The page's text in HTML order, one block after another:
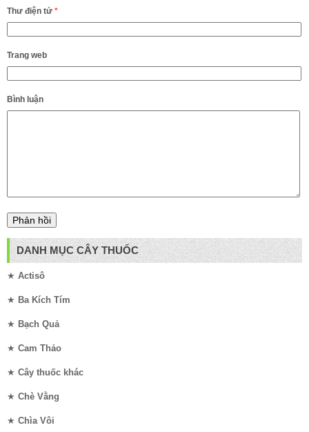
Thư điện tử *
Trang web
Bình luận
DANH MỤC CÂY THUỐC
★ Actisô
★ Ba Kích Tím
★ Bạch Quả
★ Cam Thảo
★ Cây thuốc khác
★ Chè Vằng
★ Chìa Vôi